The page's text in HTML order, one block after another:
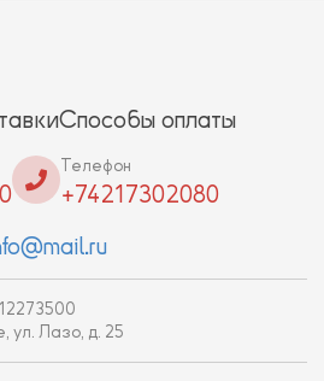
Способы оплаты
Телефон
+74217302080
ул. Лазо, д. 25